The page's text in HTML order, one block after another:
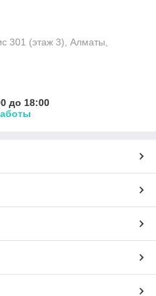
301 (этаж 3), Алматы,
до 18:00